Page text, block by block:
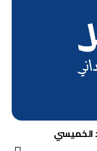
الخميسي